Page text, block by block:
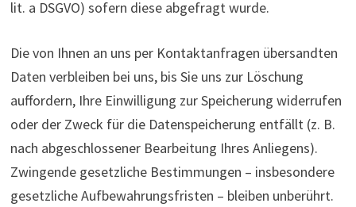
lit. a DSGVO) sofern diese abgefragt wurde.
Die von Ihnen an uns per Kontaktanfragen übersandten
Daten verbleiben bei uns, bis Sie uns zur Löschung
auffordern, Ihre Einwilligung zur Speicherung widerrufen
oder der Zweck für die Datenspeicherung entfällt (z. B.
nach abgeschlossener Bearbeitung Ihres Anliegens).
Zwingende gesetzliche Bestimmungen – insbesondere
gesetzliche Aufbewahrungsfristen – bleiben unberührt.